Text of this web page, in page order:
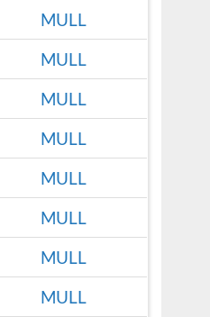
MULL
MULL
MULL
MULL
MULL
MULL
MULL
MULL